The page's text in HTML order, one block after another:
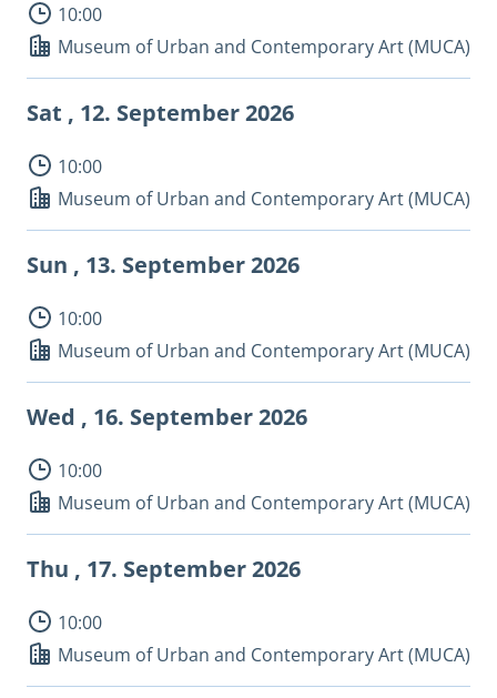
10:00
Museum of Urban and Contemporary Art (MUCA)
Sat , 12. September 2026
10:00
Museum of Urban and Contemporary Art (MUCA)
Sun , 13. September 2026
10:00
Museum of Urban and Contemporary Art (MUCA)
Wed , 16. September 2026
10:00
Museum of Urban and Contemporary Art (MUCA)
Thu , 17. September 2026
10:00
Museum of Urban and Contemporary Art (MUCA)